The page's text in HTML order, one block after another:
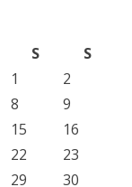
S
S
1
2
8
9
15
16
22
23
29
30